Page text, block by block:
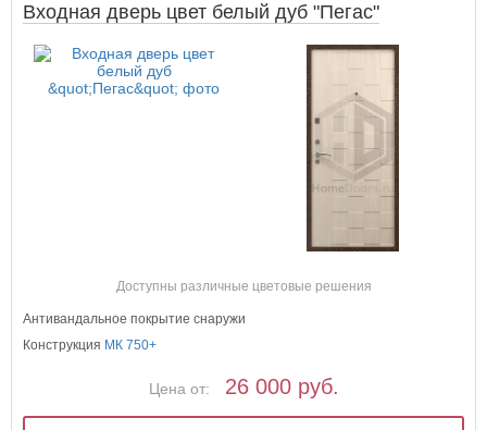
Входная дверь цвет белый дуб "Пегас"
Доступны различные цветовые решения
Антивандальное покрытие снаружи
Конструкция МК 750+
Цена от: 26 000 руб.